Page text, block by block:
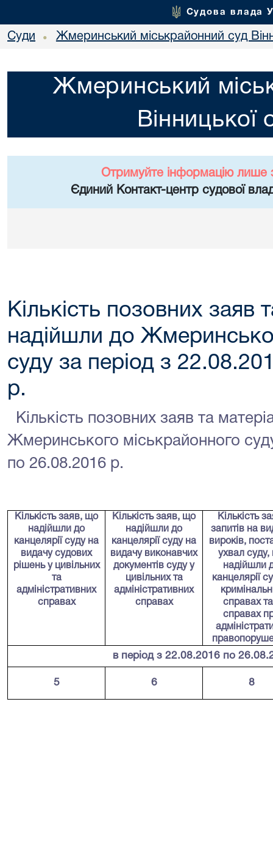
Судова влада
Суди • Жмеринський міськрайонний суд
Жмеринський
Вінницької
Отримуйте інформацію лише
Єдиний Контакт-центр судової
Кількість позовних заяв
надійшли до
суду за період з
р.
Кількість позовних заяв та
Жмеринського міськрайонного
по 26.08.2016 р.
Кількість заяв, що
надійшли до
канцелярії суду на
видачу судових
рішень у цивільних
та
адміністративних
справах
Кількість заяв, що
надійшли до
канцелярії суду на
видачу виконавчих
документів суду у
цивільних та
адміністративних
справах
Кількість
запитів на
вироків,
ухвал суду,
надійшли
канцелярії
справах
справах
в період з 22.08.2016 по
5 6 8